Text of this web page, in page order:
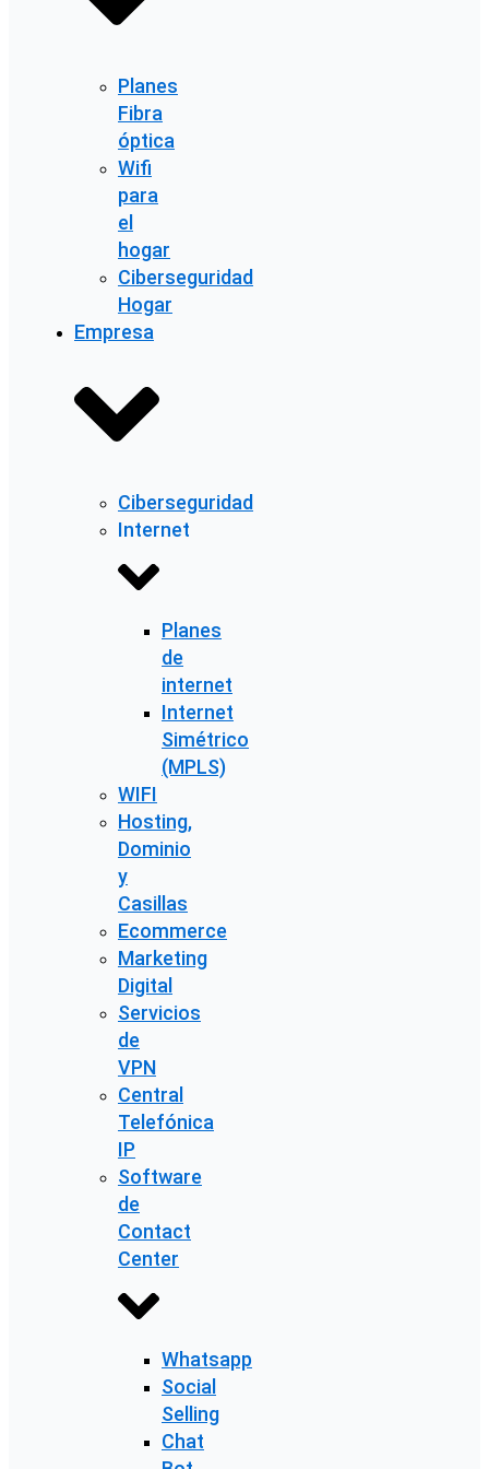
Planes
Fibra
óptica
Wifi
para
el
hogar
Ciberseguridad
Hogar
Empresa
Ciberseguridad
Internet
Planes
de
internet
Internet
Simétrico
(MPLS)
WIFI
Hosting,
Dominio
y
Casillas
Ecommerce
Marketing
Digital
Servicios
de
VPN
Central
Telefónica
IP
Software
de
Contact
Center
Whatsapp
Social
Selling
Chat